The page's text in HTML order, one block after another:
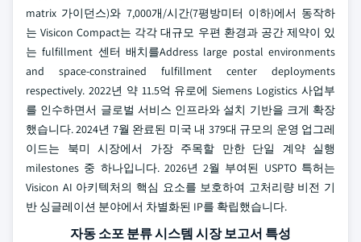
matrix 가이던스)와 7,000개/시간(7평방미터 이하)에서 동작하
는 Visicon Compact는 각각 대규모 우편 환경과 공간 제약이 있
는 fulfillment 센터 배치를Address large postal environments
and space-constrained fulfillment center deployments
respectively. 2022년 약 11.5억 유로에 Siemens Logistics 사업부
를 인수하면서 글로벌 서비스 인프라와 설치 기반을 크게 확장
했습니다. 2024년 7월 완료된 미국 내 379대 규모의 운영 업그레
이드는 북미 시장에서 가장 주목할 만한 단일 계약 실행
milestones 중 하나입니다. 2026년 2월 부여된 USPTO 특허는
Visicon AI 아키텍처의 핵심 요소를 보호하여 고처리량 비전 기
반 싱글레이션 분야에서 차별화된 IP를 확립했습니다.
자동 소포 분류 시스템 시장 보고서 특성